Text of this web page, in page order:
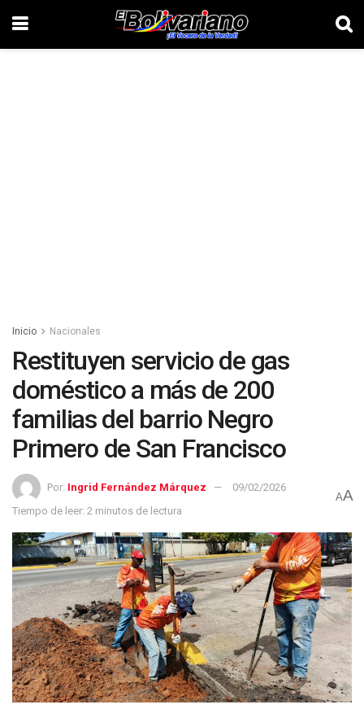
Inicio Nacionales
Restituyen servicio de gas
doméstico a más de 200
familias del barrio Negro
Primero de San Francisco
Por: Ingrid Fernández Márquez
09/02/2026
Tiempo de leer: 2 minutos de lectura
AA